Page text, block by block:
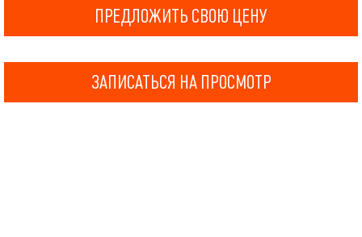
ПРЕДЛОЖИТЬ СВОЮ ЦЕНУ
ЗАПИСАТЬСЯ НА ПРОСМОТР